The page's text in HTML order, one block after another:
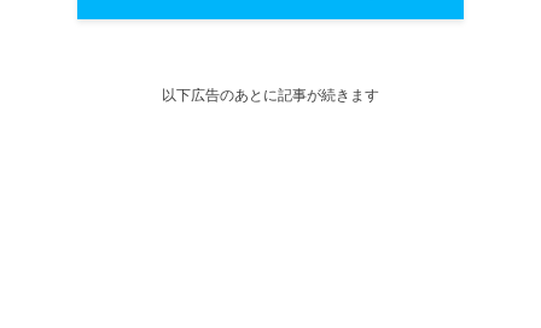
以下広告のあとに記事が続きます